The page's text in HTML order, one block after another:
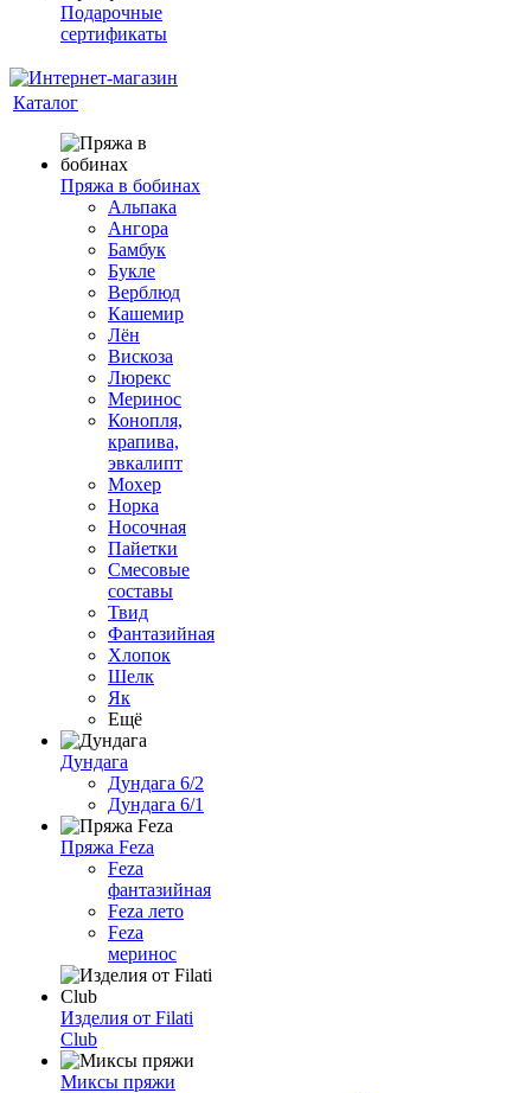
Подарочные
сертификаты
Каталог
Пряжа в бобинах
Альпака
Ангора
Бамбук
Букле
Верблюд
Кашемир
Лён
Вискоза
Люрекс
Меринос
Конопля,
крапива,
эвкалипт
Мохер
Норка
Носочная
Пайетки
Смесовые
составы
Твид
Фантазийная
Хлопок
Шелк
Як
Ещё
Дундага
Дундага 6/2
Дундага 6/1
Пряжа Feza
Feza
фантазийная
Feza лето
Feza
меринос
Изделия от Filati
Club
Миксы пряжи